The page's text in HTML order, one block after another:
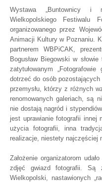
Wystawa „Buntownicy i
Wielkopolskiego Festiwalu
organizowanego przez
Animacji Kultury w Poznaniu.
partnerem WBPiCAK,
Bogusław Biegowski w
zatytułowanym
dotrzeć do osób pozostających
przemysłu, którzy z różnych
renomowanych galeriach, są
nie dostają nagród i
jest uprawianie fotografii innej
użycia fotografii, inna
realizacje, niestety najczęściej
Założenie organizatorom
zdjęć gwiazd fotografii.
Wielkopolski, nastawionych